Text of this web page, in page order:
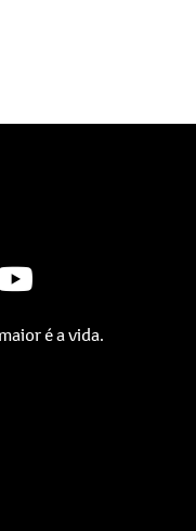
é a vida.